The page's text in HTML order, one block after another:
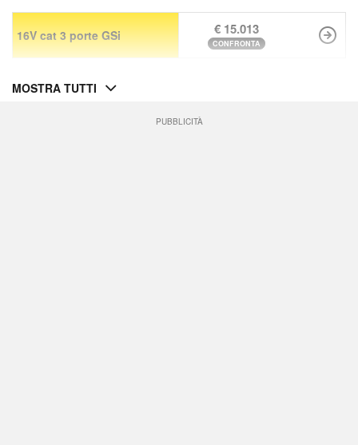
16V cat 3 porte GSi € 15.013
CONFRONTA
MOSTRA TUTTI
PUBBLICITÀ